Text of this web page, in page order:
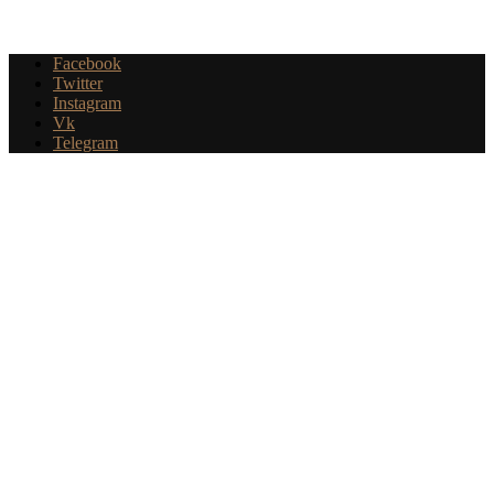
Facebook
Twitter
Instagram
Vk
Telegram